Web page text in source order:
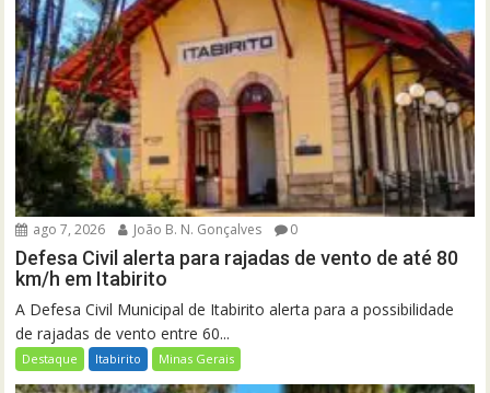
ago 7, 2026 João B. N. Gonçalves 0
Defesa Civil alerta para rajadas de vento de até 80
km/h em Itabirito
A Defesa Civil Municipal de Itabirito alerta para a possibilidade
de rajadas de vento entre 60...
Destaque Itabirito Minas Gerais